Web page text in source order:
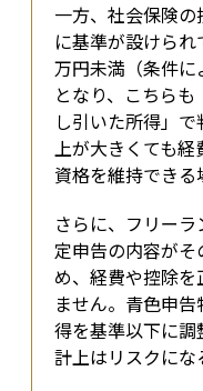
一方、社会保険
に基準が設けら
万円未満（条件
となり、こちら
し引いた所得」
上が大きくても
資格を維持できる
さらに、フリー
定申告の内容が
め、経費や控除
ません。青色申
得を基準以下に
計上はリスクにな